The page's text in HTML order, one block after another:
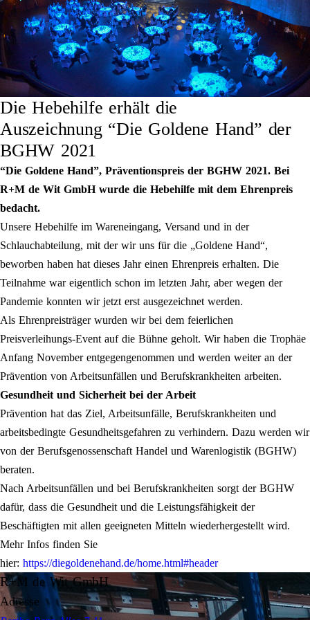
Die Hebehilfe erhält die
Auszeichnung “Die Goldene Hand” der
BGHW 2021
“Die Goldene Hand”, Präventionspreis der BGHW 2021. Bei
R+M de Wit GmbH wurde die Hebehilfe mit dem Ehrenpreis
bedacht.
Unsere Hebehilfe im Wareneingang, Versand und in der
Schlauchabteilung, mit der wir uns für die „Goldene Hand“,
beworben haben hat dieses Jahr einen Ehrenpreis erhalten. Die
Teilnahme war eigentlich schon im letzten Jahr, aber wegen der
Pandemie konnten wir jetzt erst ausgezeichnet werden.
Als Ehrenpreisträger wurden wir bei dem feierlichen
Preisverleihungs-Event auf die Bühne geholt. Wir haben die Trophäe
Anfang November entgegengenommen und werden weiter an der
Prävention von Arbeitsunfällen und Berufskrankheiten arbeiten.
Gesundheit und Sicherheit bei der Arbeit
Prävention hat das Ziel, Arbeitsunfälle, Berufskrankheiten und
arbeitsbedingte Gesundheitsgefahren zu verhindern. Dazu werden wir
von der Berufsgenossenschaft Handel und Warenlogistik (BGHW)
beraten.
Nach Arbeitsunfällen und bei Berufskrankheiten sorgt der BGHW
dafür, dass die Gesundheit und die Leistungsfähigkeit der
Beschäftigten mit allen geeigneten Mitteln wiederhergestellt wird.
Mehr Infos finden Sie
hier: https://diegoldenehand.de/home.html#header
R+M de Wit GmbH
Adresse